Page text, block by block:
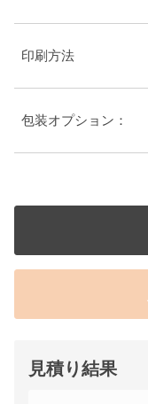
印刷方法
包装オプション：
見積り結果